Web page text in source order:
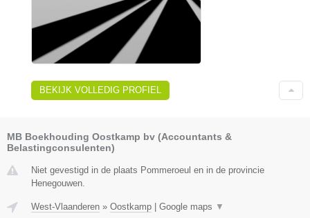
BEKIJK VOLLEDIG PROFIEL
MB Boekhouding Oostkamp bv (Accountants &
Belastingconsulenten)
Niet gevestigd in de plaats Pommeroeul en in de provincie
Henegouwen.
West-Vlaanderen » Oostkamp Google maps ▼